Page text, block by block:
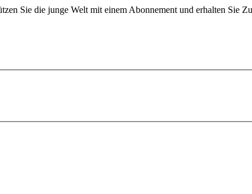
Sie die junge Welt mit einem Abonnement und erhalten Sie